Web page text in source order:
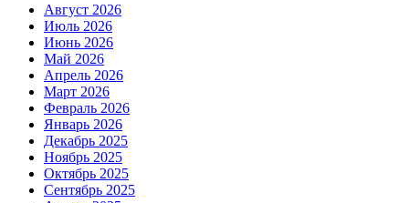
Август 2026
Июль 2026
Июнь 2026
Май 2026
Апрель 2026
Март 2026
Февраль 2026
Январь 2026
Декабрь 2025
Ноябрь 2025
Октябрь 2025
Сентябрь 2025